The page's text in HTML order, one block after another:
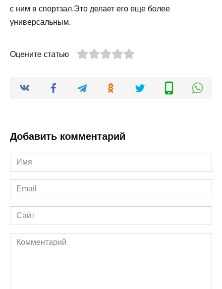
с ним в спортзал.Это делает его еще более
универсальным.
Оцените статью
Добавить комментарий
Имя
*
Email
*
Сайт
Комментарий